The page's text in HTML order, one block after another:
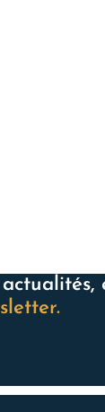
actualités,